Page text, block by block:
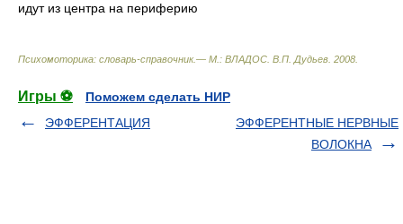
идут из центра на периферию
Психомоторика: cловарь-справочник.— М.: ВЛАДОС В.П. Дудьев 2008
Игры ⚽
Поможем сделать НИР
ЭФФЕРЕНТАЦИЯ
ЭФФЕРЕНТНЫЕ НЕРВНЫЕ
ВОЛОКНА